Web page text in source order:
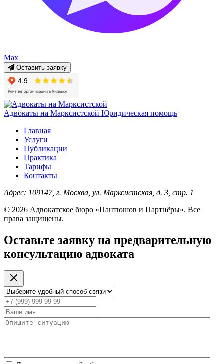
Max
Оставить заявку
Адвокаты на Марксистской Юридическая помощь
Главная
Услуги
Публикации
Практика
Тарифы
Контакты
Адрес: 109147, г. Москва, ул. Марксистская, д. 3, стр. 1
© 2026 Адвокатское бюро «Пантюшов и Партнёры». Все
права защищены.
Оставьте заявку на предварительную
консультацию адвоката